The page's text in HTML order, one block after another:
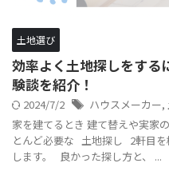
土地選び
効率よく土地探しをする
験談を紹介！
2024/7/2 ハウスメーカー,
家を建てるとき 建て替えや実家
とんど必要な 土地探し 2軒目を
します。 良かった探し方と、 ...